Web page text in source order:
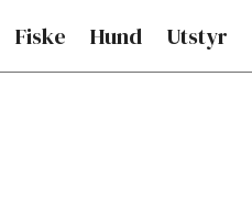
Fiske Hund Utstyr